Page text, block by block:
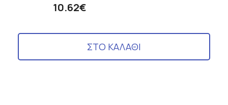
10.62€
ΣΤΟ ΚΑΛΑΘΙ